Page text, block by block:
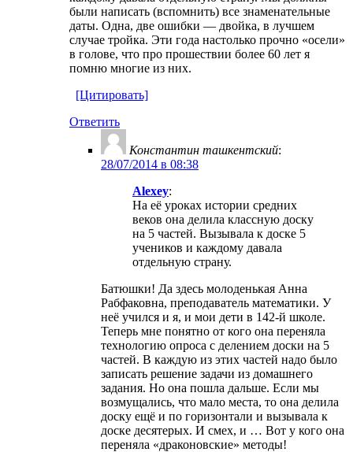
были написать (вспомнить) все знаменательные
даты. Одна, две ошибки — двойка, в лучшем
случае тройка. Эти года настолько прочно «осели»
в голове, что про прошествии более 60 лет я
помню многие из них.
[Цитировать]
Ответить
Константин ташкентский:
28/07/2014 в 08:38
Alexey:
На её уроках истории средних
веков она делила классную доску
на 5 частей. Вызывала к доске 5
учеников и каждому давала
отдельную страну.
Батюшки! Да здесь молоденькая Анна
Рабфаковна, преподаватель математики. У
неё учился и я, и мои дети в 142-й школе.
Теперь мне понятно от кого она переняла
технологию опроса с делением доски на 5
частей. В каждую из этих частей надо было
записать решение задачи из домашнего
задания. Но она пошла дальше. Если мы
возмущались, что мало места, то она делила
доску ещё и по горизонтали и вызывала к
доске десятерых. И смех, и … Вот у кого она
переняла «драконовские» методы!